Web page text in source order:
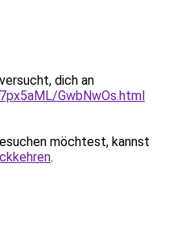
dich an
GwbNwOs.html
möchtest, kannst
.